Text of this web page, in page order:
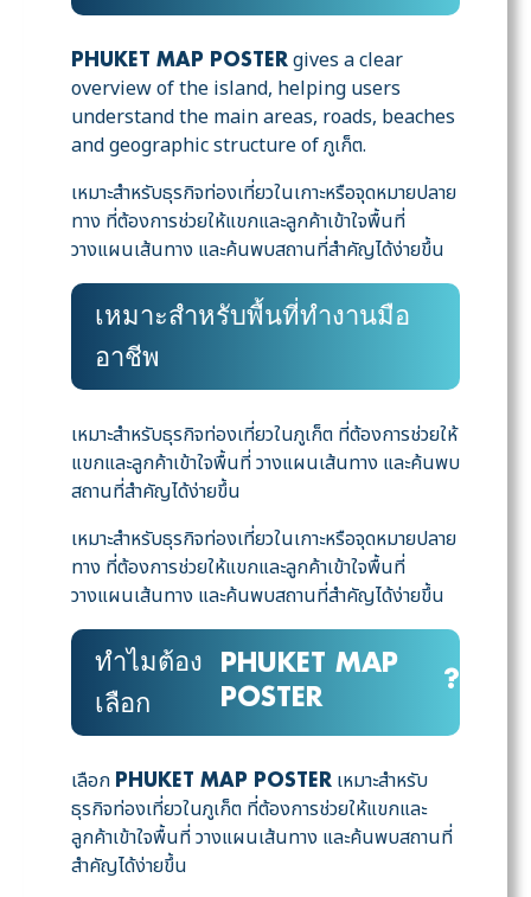
PHUKET MAP POSTER gives a clear
overview of the island, helping users
understand the main areas, roads, beaches
and geographic structure of ภูเก็ต.
เหมาะสำหรับธุรกิจท่องเที่ยวในเกาะหรือจุดหมายปลาย
ทาง ที่ต้องการช่วยให้แขกและลูกค้าเข้าใจพื้นที่
วางแผนเส้นทาง และค้นพบสถานที่สำคัญได้ง่ายขึ้น
เหมาะสำหรับพื้นที่ทำงานมือ
อาชีพ
เหมาะสำหรับธุรกิจท่องเที่ยวในภูเก็ต ที่ต้องการช่วยให้
แขกและลูกค้าเข้าใจพื้นที่ วางแผนเส้นทาง และค้นพบ
สถานที่สำคัญได้ง่ายขึ้น
เหมาะสำหรับธุรกิจท่องเที่ยวในเกาะหรือจุดหมายปลาย
ทาง ที่ต้องการช่วยให้แขกและลูกค้าเข้าใจพื้นที่
วางแผนเส้นทาง และค้นพบสถานที่สำคัญได้ง่ายขึ้น
ทำไมต้อง
เลือก
PHUKET MAP
POSTER
?
เลือก PHUKET MAP POSTER เหมาะสำหรับ
ธุรกิจท่องเที่ยวในภูเก็ต ที่ต้องการช่วยให้แขกและ
ลูกค้าเข้าใจพื้นที่ วางแผนเส้นทาง และค้นพบสถานที่
สำคัญได้ง่ายขึ้น